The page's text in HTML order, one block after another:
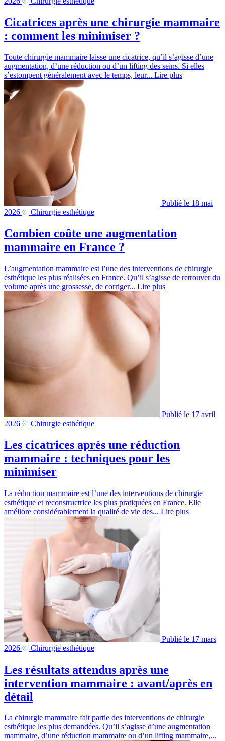
Cicatrices après une chirurgie mammaire
: comment les minimiser ?
Toute chirurgie mammaire laisse une cicatrice, qu’il s’agisse d’une
augmentation, d’une réduction ou d’un lifting des seins. Si elles
s’estompent généralement avec le temps, leur... Lire plus
Publié le 18 mai
2026
Chirurgie esthétique
Combien coûte une augmentation
mammaire en France ?
L’augmentation mammaire est l’une des interventions de chirurgie
esthétique les plus réalisées en France. Qu’il s’agisse de retrouver du
volume après une grossesse, de corriger... Lire plus
Publié le 17 avril
2026
Chirurgie esthétique
Les cicatrices après une réduction
mammaire : techniques pour les
minimiser
La réduction mammaire est l’une des interventions de chirurgie
esthétique et reconstructrice les plus pratiquées en France. Elle
améliore considérablement la qualité de vie des... Lire plus
Publié le 17 mars
2026
Chirurgie esthétique
Les résultats attendus après une
intervention mammaire : avant/après en
détail
La chirurgie mammaire fait partie des interventions de chirurgie
esthétique les plus demandées. Qu’il s’agisse d’une augmentation
mammaire, d’une réduction mammaire ou d’un lifting mammaire,...